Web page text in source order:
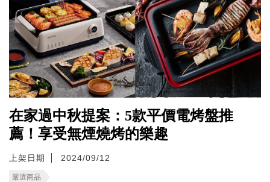
在家過中秋提案：5款平價電烤盤推
薦！享受無煙燒烤的樂趣
上架日期 2024/09/12
嚴選商品